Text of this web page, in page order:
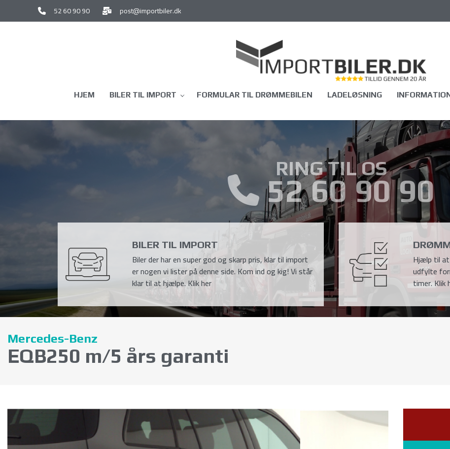
til
52 60 90 90 post@importbiler.dk
HJEM BILER TIL IMPORT FORMULAR TIL DRØMMEBILEN LADELØSNING
RING TIL OS
52 60 90 90
BILER TIL IMPORT
Biler der har en super god og skarp pris, klar til import
er nogen vi lister på denne side. Kom ind og kig! Vi står
klar til at hjælpe. Klik her
Hjælp til
udfylte
timer. Klik
Mercedes-Benz
EQB250 m/5 års garanti